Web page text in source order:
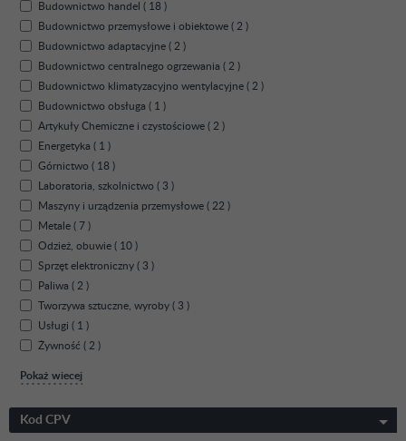
Budownictwo handel ( 18 )
Budownictwo przemysłowe i obiektowe ( 2 )
Budownictwo adaptacyjne ( 2 )
Budownictwo centralnego ogrzewania ( 2 )
Budownictwo klimatyzacyjno wentylacyjne ( 2 )
Budownictwo obsługa ( 1 )
Artykuły Chemiczne i czystościowe ( 2 )
Energetyka ( 1 )
Górnictwo ( 18 )
Laboratoria, szkolnictwo ( 3 )
Maszyny i urządzenia przemysłowe ( 22 )
Metale ( 7 )
Odzież, obuwie ( 10 )
Sprzęt elektroniczny ( 3 )
Paliwa ( 2 )
Tworzywa sztuczne, wyroby ( 3 )
Usługi ( 1 )
Żywność ( 2 )
Pokaż wiecej
Kod CPV